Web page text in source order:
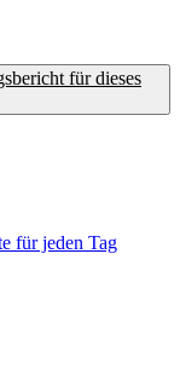
für dieses
für jeden Tag